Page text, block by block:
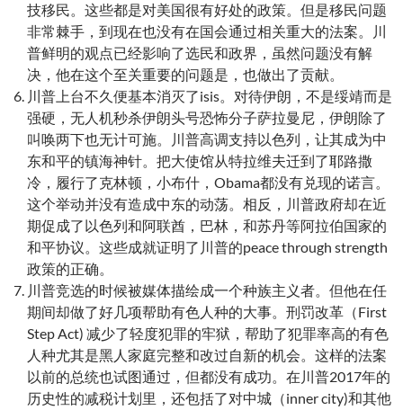
技移民。这些都是对美国很有好处的政策。但是移民问题
非常棘手，到现在也没有在国会通过相关重大的法案。川
普鲜明的观点已经影响了选民和政界，虽然问题没有解
决，他在这个至关重要的问题是，也做出了贡献。
川普上台不久便基本消灭了isis。对待伊朗，不是绥靖而是
强硬，无人机秒杀伊朗头号恐怖分子萨拉曼尼，伊朗除了
叫唤两下也无计可施。川普高调支持以色列，让其成为中
东和平的镇海神针。把大使馆从特拉维夫迁到了耶路撒
冷，履行了克林顿，小布什，Obama都没有兑现的诺言。
这个举动并没有造成中东的动荡。相反，川普政府却在近
期促成了以色列和阿联酋，巴林，和苏丹等阿拉伯国家的
和平协议。这些成就证明了川普的peace through strength
政策的正确。
川普竞选的时候被媒体描绘成一个种族主义者。但他在任
期间却做了好几项帮助有色人种的大事。刑罚改革（First
Step Act) 减少了轻度犯罪的牢狱，帮助了犯罪率高的有色
人种尤其是黑人家庭完整和改过自新的机会。这样的法案
以前的总统也试图通过，但都没有成功。在川普2017年的
历史性的减税计划里，还包括了对中城（inner city)和其他